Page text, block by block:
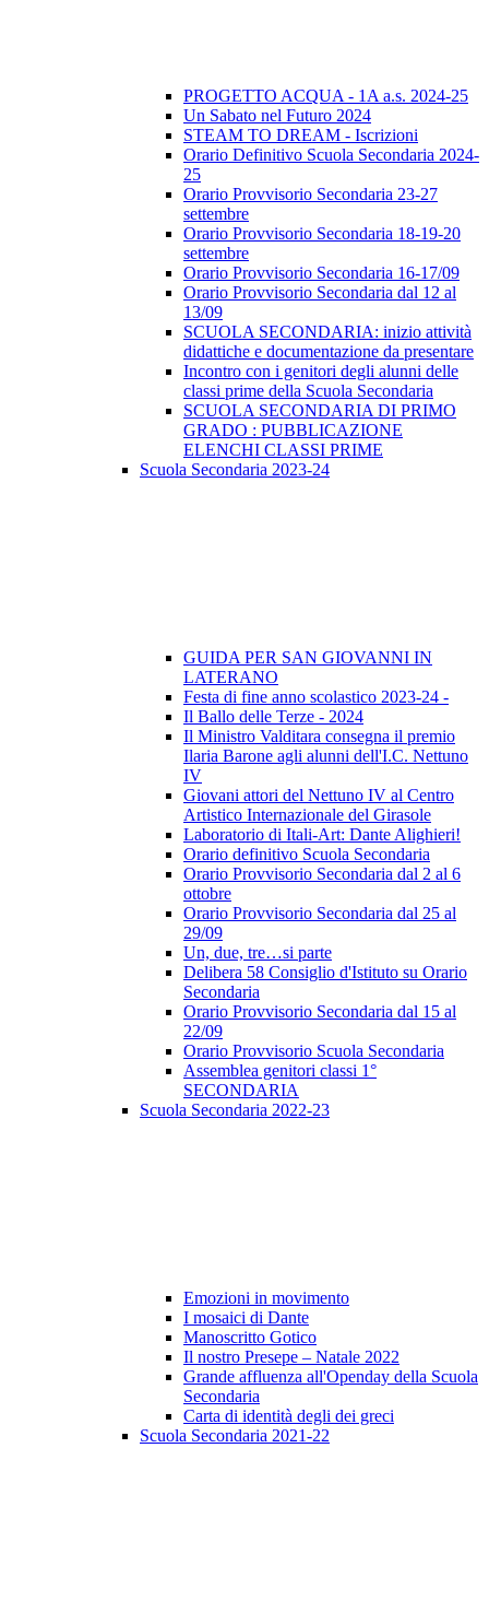
PROGETTO ACQUA - 1A a.s. 2024-25
Un Sabato nel Futuro 2024
STEAM TO DREAM - Iscrizioni
Orario Definitivo Scuola Secondaria 2024-
25
Orario Provvisorio Secondaria 23-27
settembre
Orario Provvisorio Secondaria 18-19-20
settembre
Orario Provvisorio Secondaria 16-17/09
Orario Provvisorio Secondaria dal 12 al
13/09
SCUOLA SECONDARIA: inizio attività
didattiche e documentazione da presentare
Incontro con i genitori degli alunni delle
classi prime della Scuola Secondaria
SCUOLA SECONDARIA DI PRIMO
GRADO : PUBBLICAZIONE
ELENCHI CLASSI PRIME
Scuola Secondaria 2023-24
GUIDA PER SAN GIOVANNI IN
LATERANO
Festa di fine anno scolastico 2023-24 -
Il Ballo delle Terze - 2024
Il Ministro Valditara consegna il premio
Ilaria Barone agli alunni dell'I.C. Nettuno
IV
Giovani attori del Nettuno IV al Centro
Artistico Internazionale del Girasole
Laboratorio di Itali-Art: Dante Alighieri!
Orario definitivo Scuola Secondaria
Orario Provvisorio Secondaria dal 2 al 6
ottobre
Orario Provvisorio Secondaria dal 25 al
29/09
Un, due, tre…si parte
Delibera 58 Consiglio d'Istituto su Orario
Secondaria
Orario Provvisorio Secondaria dal 15 al
22/09
Orario Provvisorio Scuola Secondaria
Assemblea genitori classi 1°
SECONDARIA
Scuola Secondaria 2022-23
Emozioni in movimento
I mosaici di Dante
Manoscritto Gotico
Il nostro Presepe – Natale 2022
Grande affluenza all'Openday della Scuola
Secondaria
Carta di identità degli dei greci
Scuola Secondaria 2021-22